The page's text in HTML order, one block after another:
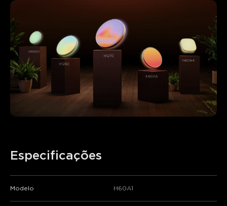
Ver Produtos
Especificações
Modelo H60A1